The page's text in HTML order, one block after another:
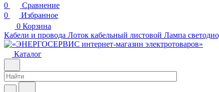
0
Сравнение
0
Избранное
0 Корзина
Кабели и провода Лоток кабельный листовой Лампа
Каталог